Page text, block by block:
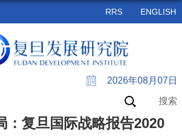
RRS ENGLISH
2026年08月07日
搜索
：复旦国际战略报告2020